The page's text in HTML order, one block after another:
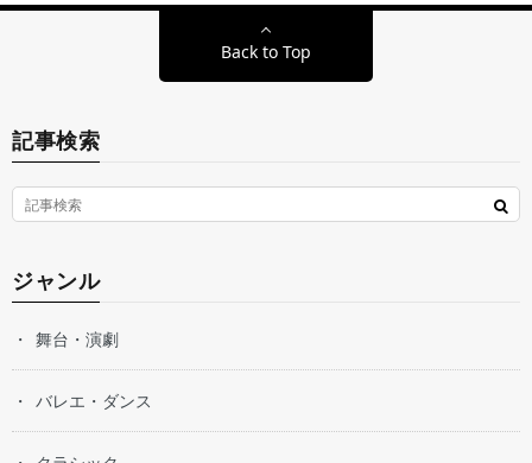
Back to Top
記事検索
ジャンル
舞台・演劇
バレエ・ダンス